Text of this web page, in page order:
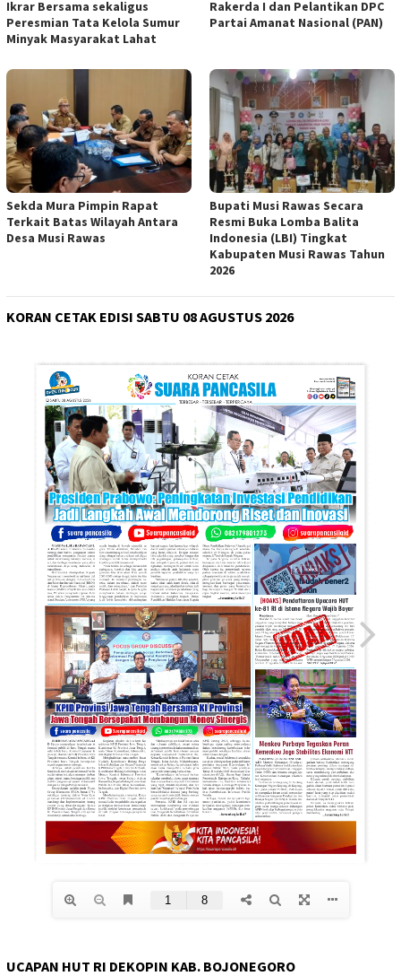
Ikrar Bersama sekaligus
Peresmian Tata Kelola Sumur
Minyak Masyarakat Lahat
Rakerda I dan Pelantikan DPC
Partai Amanat Nasional (PAN)
Sekda Mura Pimpin Rapat
Terkait Batas Wilayah Antara
Desa Musi Rawas
Bupati Musi Rawas Secara
Resmi Buka Lomba Balita
Indonesia (LBI) Tingkat
Kabupaten Musi Rawas Tahun
2026
KORAN CETAK EDISI SABTU 08 AGUSTUS 2026
UCAPAN HUT RI DEKOPIN KAB. BOJONEGORO